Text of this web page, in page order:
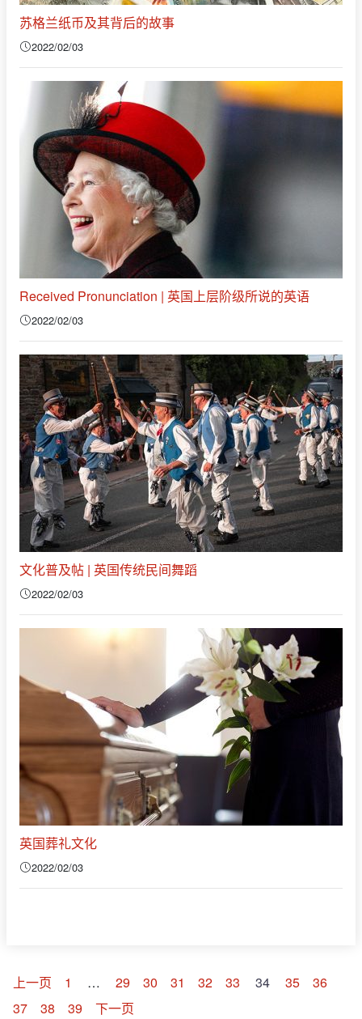
苏格兰纸币及其背后的故事
2022/02/03
Received Pronunciation | 英国上层阶级所说的英语
2022/02/03
文化普及帖 | 英国传统民间舞蹈
2022/02/03
英国葬礼文化
2022/02/03
上一页 1 … 29 30 31 32 33 34 35
36
37
38 39 下一页